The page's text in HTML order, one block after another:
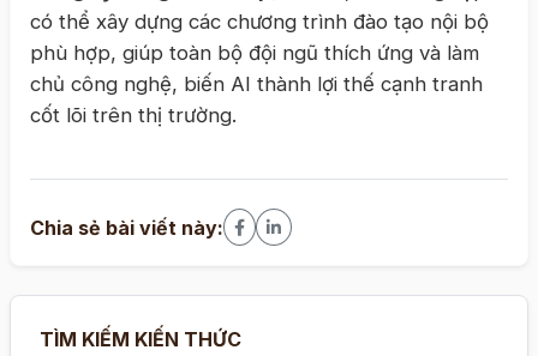
có thể xây dựng các chương trình đào tạo nội bộ
phù hợp, giúp toàn bộ đội ngũ thích ứng và làm
chủ công nghệ, biến AI thành lợi thế cạnh tranh
cốt lõi trên thị trường.
Chia sẻ bài viết này:
TÌM KIẾM KIẾN THỨC